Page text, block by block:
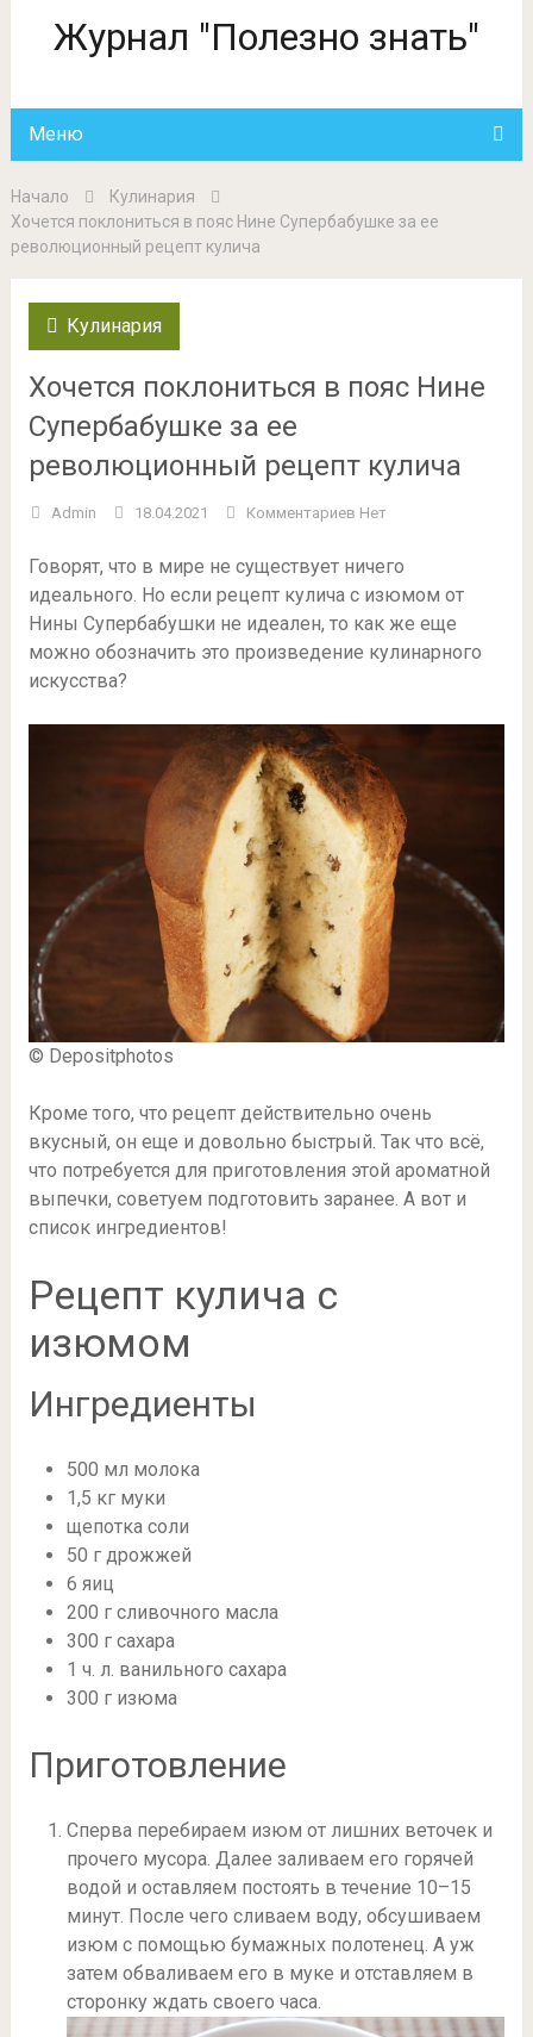
Журнал "Полезно знать"
Меню
Начало
Кулинария
Хочется поклониться в пояс Нине Супербабушке за ее
революционный рецепт кулича
Кулинария
Хочется поклониться в пояс Нине
Супербабушке за ее
революционный рецепт кулича
Admin 18.04.2021 Комментариев Нет
Говорят, что в мире не существует ничего
идеального. Но если рецепт кулича с изюмом от
Нины Супербабушки не идеален, то как же еще
можно обозначить это произведение кулинарного
искусства?
© Depositphotos
Кроме того, что рецепт действительно очень
вкусный, он еще и довольно быстрый. Так что всё,
что потребуется для приготовления этой ароматной
выпечки, советуем подготовить заранее. А вот и
список ингредиентов!
Рецепт кулича с
изюмом
Ингредиенты
500 мл молока
1,5 кг муки
щепотка соли
50 г дрожжей
6 яиц
200 г сливочного масла
300 г сахара
1 ч. л. ванильного сахара
300 г изюма
Приготовление
Сперва перебираем изюм от лишних веточек и
прочего мусора. Далее заливаем его горячей
водой и оставляем постоять в течение 10–15
минут. После чего сливаем воду, обсушиваем
изюм с помощью бумажных полотенец. А уж
затем обваливаем его в муке и отставляем в
сторонку ждать своего часа.